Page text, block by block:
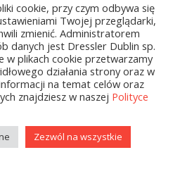
cookie, przy czym odbywa się
Twojej przeglądarki,
zmienić. Administratorem
danych jest Dressler Dublin sp.
w plikach cookie przetwarzamy
działania strony oraz w
na temat celów oraz
znajdziesz w naszej Polityce
Zezwól na wszystkie